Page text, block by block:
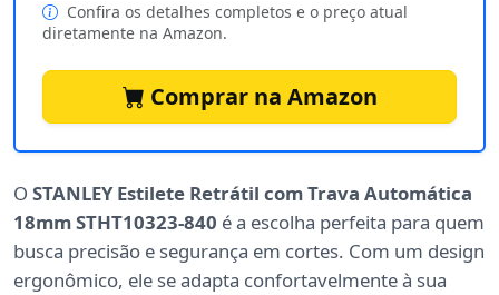
Confira os detalhes completos e o preço atual
diretamente na Amazon.
Comprar na Amazon
O STANLEY Estilete Retrátil com Trava Automática
18mm STHT10323-840 é a escolha perfeita para quem
busca precisão e segurança em cortes. Com um design
ergonômico, ele se adapta confortavelmente à sua